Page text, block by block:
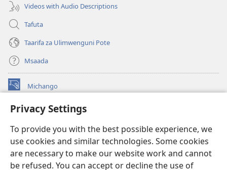
Privacy Settings
To provide you with the best possible experience, we
use cookies and similar technologies. Some cookies
are necessary to make our website work and cannot
be refused. You can accept or decline the use of
Videos with Audio Descriptions
Tafuta
Taarifa za Ulimwenguni Pote
Msaada
Michango
(opens
window)Watchtower MAKTABA KWENYE MTANDAO™
new
window)JW Hub ®
(opens
new
window)
®